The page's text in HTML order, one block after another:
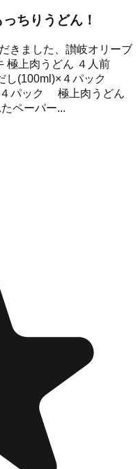
ちりうどん！
きました、讃岐オリーブ
極上肉うどん ４人前
し(100ml)×４パック
パック 極上肉うどん
ペーパー...